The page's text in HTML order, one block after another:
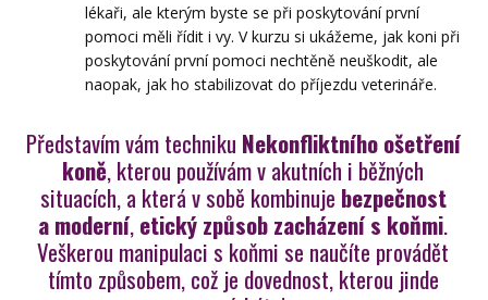
lékaři, ale kterým byste se při poskytování první
pomoci měli řídit i vy. V kurzu si ukážeme, jak koni při
poskytování první pomoci nechtěně neuškodit, ale
naopak, jak ho stabilizovat do příjezdu veterináře.
Představím vám techniku Nekonfliktního ošetření
koně, kterou používám v akutních i běžných
situacích, a která v sobě kombinuje bezpečnost
a moderní,etickýzpůsob zacházení s koňmi.
Veškerou manipulaci s koňmi se naučíte provádět
tímto způsobem, což je dovednost, kterou jinde